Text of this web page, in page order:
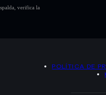
verifica la
POLÍTICA DE